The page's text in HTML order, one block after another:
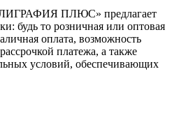
ПЛЮС» предлагает
будь то розничная или оптовая
оплата, возможность
платежа, а также
условий, обеспечивающих